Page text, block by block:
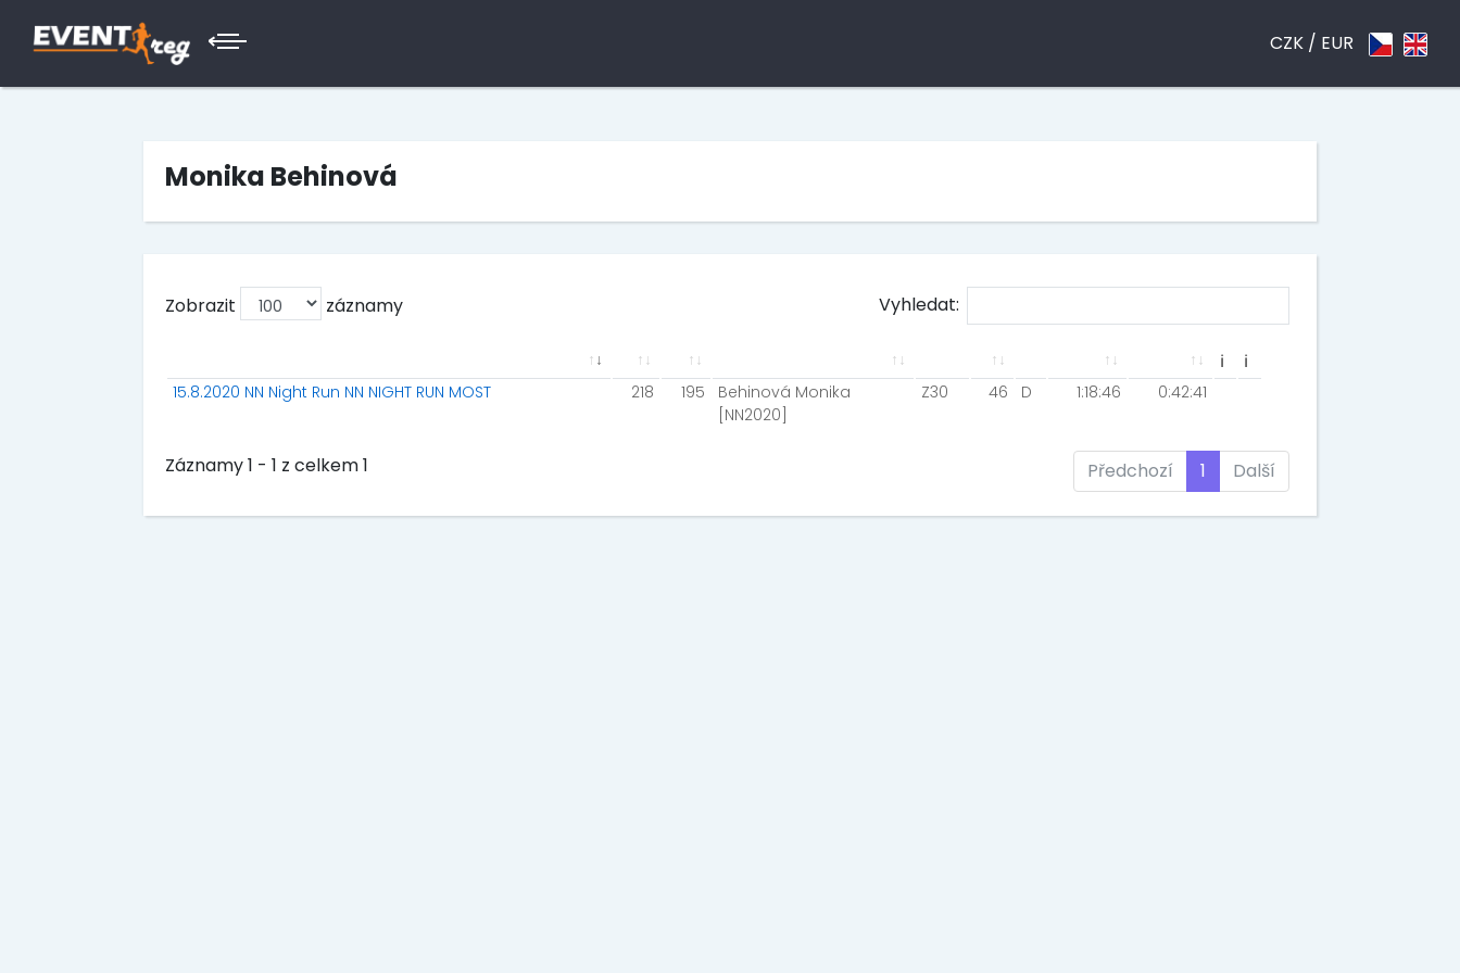
CZK / EUR
Monika Behinová
Zobrazit záznamy Vyhledat:
ℹ
ℹ
15.8.2020 NN Night Run NN NIGHT RUN MOST
218 195
Behinová Monika
[NN2020]
Z30 46 D 1:18:46 0:42:41
Záznamy 1 - 1 z celkem 1 Předchozí 1 Další